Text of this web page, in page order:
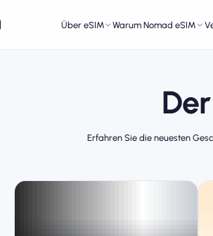
Über eSIM Warum Nomad eSIM
Erfahren Sie die neuesten